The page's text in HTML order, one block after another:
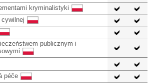
kryminalistyki
cywilnej
publicznym i
péče